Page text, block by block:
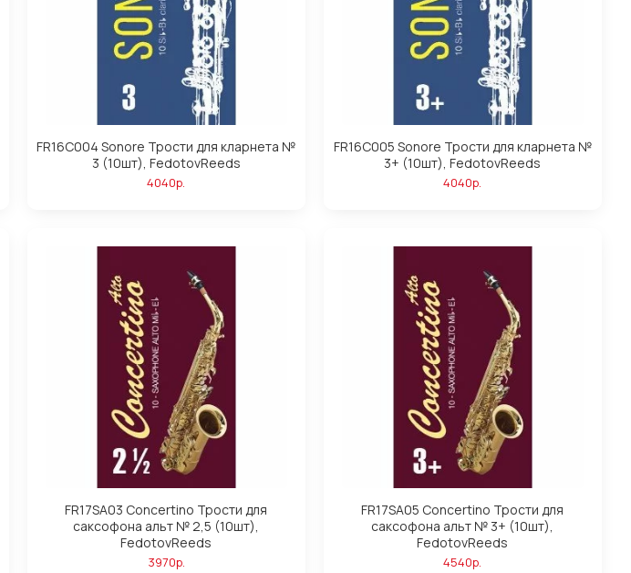
FR16C004 Sonore Трости для кларнета №
3 (10шт), FedotovReeds
4040р.
FR16C005 Sonore Трости для кларнета №
3+ (10шт), FedotovReeds
4040р.
FR17SA03 Concertino Трости для
саксофона альт № 2,5 (10шт),
FedotovReeds
3970р.
FR17SA05 Concertino Трости для
саксофона альт № 3+ (10шт),
FedotovReeds
4540р.